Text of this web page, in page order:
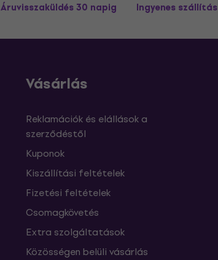
Áruvisszaküldés 30 napig Ingyenes szállítás
Vásárlás
Reklamációk és elállások a
szerződéstől
Kuponok
Kiszállítási feltételek
Fizetési feltételek
Csomagkövetés
Extra szolgáltatások
Közösségen belüli vásárlás